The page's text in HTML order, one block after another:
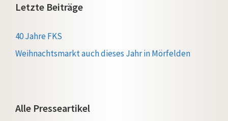
Letzte Beiträge
40 Jahre FKS
Weihnachtsmarkt auch dieses Jahr in Mörfelden
Alle Presseartikel